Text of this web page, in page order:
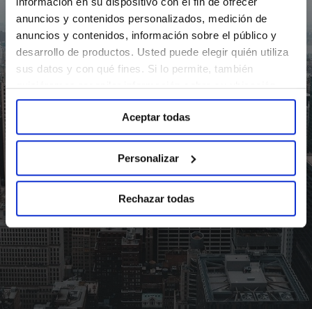
anuncios y contenidos personalizados, medición de
anuncios y contenidos, información sobre el público y
desarrollo de productos. Usted puede elegir quién utiliza
sus datos y con qué fines. Si lo permite, también
quisiéramos recopilar información sobre su ubicación
geográfica e identificar su dispositivo. Obtenga más
información sobre cómo se procesan sus datos
personales y establezca sus preferencias en la sección
de Personalizar. Puede cambiar o retirar su
Configuración de cookies. Para más información revise
Política de cookies
Aceptar todas
Personalizar
Rechazar todas